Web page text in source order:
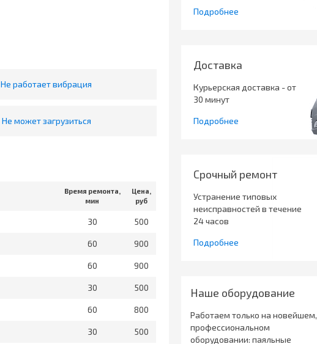
Не работает вибрация
Не может загрузиться
Время ремонта,
мин
Цена,
руб
30 500
60 900
60 900
30 500
60 800
30 500
Подробнее
Доставка
Курьерская доставка - от
30 минут
Подробнее
Срочный ремонт
Устранение типовых
неисправностей в течение
24 часов
Подробнее
Наше оборудование
Работаем только на новейшем,
профессиональном
оборудовании: паяльные